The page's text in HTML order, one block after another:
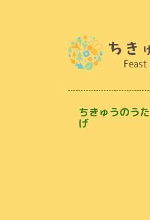
ちきゅうのうた
げ